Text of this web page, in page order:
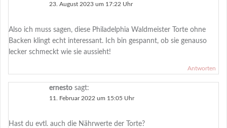
23. August 2023 um 17:22 Uhr
Also ich muss sagen, diese Philadelphia Waldmeister Torte ohne
Backen klingt echt interessant. Ich bin gespannt, ob sie genauso
lecker schmeckt wie sie aussieht!
Antworten
ernesto sagt:
11. Februar 2022 um 15:05 Uhr
Hast du evtl. auch die Nährwerte der Torte?